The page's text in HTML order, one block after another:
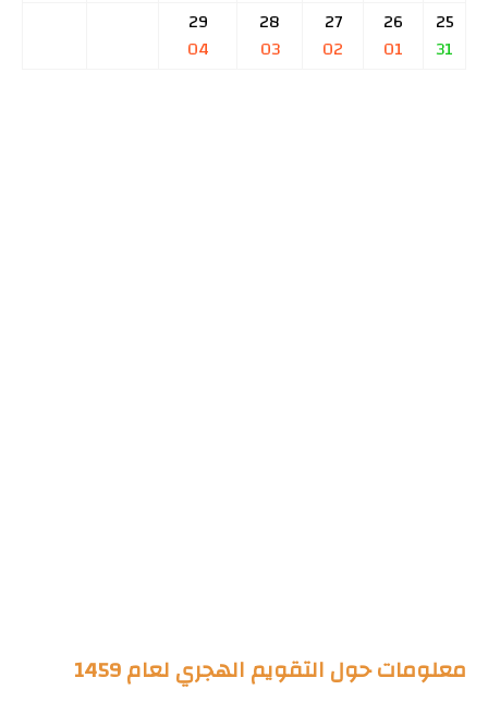
25
31
26
01
27
02
28
03
29
04
معلومات حول التقويم الهجري لعام 1459